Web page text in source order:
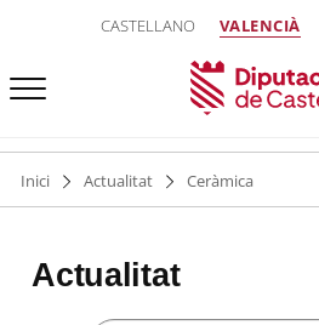
CASTELLANO VALENCIÀ
Inici Actualitat Ceràmica
Actualitat